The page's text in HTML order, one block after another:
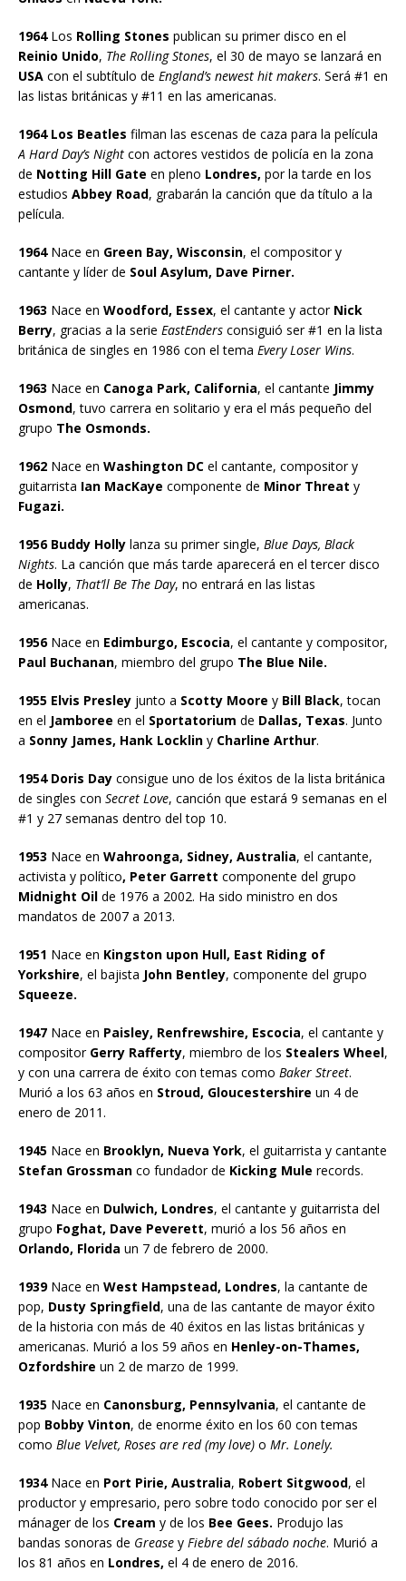
1964Los Rolling Stones publican su primer disco en el
Reinio Unido, The Rolling Stones, el 30 de mayo se lanzará en
USA con el subtítulo de England’s newest hit makers. Será #1 en
las listas británicas y #11 en las americanas.
1964 Los Beatles filman las escenas de caza para la película
A Hard Day’s Night con actores vestidos de policía en la zona
de Notting Hill Gate en pleno Londres, por la tarde en los
estudios Abbey Road, grabarán la canción que da título a la
película.
1964Nace en Green Bay, Wisconsin, el compositor y
cantante y líder de Soul Asylum, Dave Pirner.
1963 Nace en Woodford, Essex, el cantante y actor Nick
Berry, gracias a la serie EastEnders consiguió ser #1 en la lista
británica de singles en 1986 con el tema Every Loser Wins.
1963 Nace en Canoga Park, California, el cantante Jimmy
Osmond, tuvo carrera en solitario y era el más pequeño del
grupo The Osmonds.
1962 Nace en Washington DC el cantante, compositor y
guitarrista Ian MacKaye componente de Minor Threat y
Fugazi.
1956 Buddy Holly lanza su primer single, Blue Days, Black
Nights. La canción que más tarde aparecerá en el tercer disco
de Holly, That’ll Be The Day, no entrará en las listas
americanas.
1956Nace en Edimburgo, Escocia, el cantante y compositor,
Paul Buchanan, miembro del grupo The Blue Nile.
1955 Elvis Presley junto a Scotty Moore y Bill Black, tocan
en el Jamboree en el Sportatorium de Dallas, Texas. Junto
a Sonny James, Hank Locklin y Charline Arthur.
1954 Doris Day consigue uno de los éxitos de la lista británica
de singles con Secret Love, canción que estará 9 semanas en el
#1 y 27 semanas dentro del top 10.
1953 Nace en Wahroonga, Sidney, Australia, el cantante,
activista y político, Peter Garrett componente del grupo
Midnight Oil de 1976 a 2002. Ha sido ministro en dos
mandatos de 2007 a 2013.
1951 Nace en Kingston upon Hull, East Riding of
Yorkshire, el bajista John Bentley, componente del grupo
Squeeze.
1947 Nace en Paisley, Renfrewshire, Escocia, el cantante y
compositorGerry Rafferty, miembro de los Stealers Wheel,
y con una carrera de éxito con temas como Baker Street.
Murió a los 63 años en Stroud, Gloucestershire un 4 de
enero de 2011.
1945 Nace en Brooklyn, Nueva York, el guitarrista y cantante
Stefan Grossman co fundador de Kicking Mule records.
1943 Nace en Dulwich, Londres, el cantante y guitarrista del
grupo Foghat, Dave Peverett, murió a los 56 años en
Orlando, Florida un 7 de febrero de 2000.
1939Nace en West Hampstead, Londres, la cantante de
pop, Dusty Springfield, una de las cantante de mayor éxito
de la historia con más de 40 éxitos en las listas británicas y
americanas. Murió a los 59 años en Henley-on-Thames,
Ozfordshire un 2 de marzo de 1999.
1935 Nace en Canonsburg, Pennsylvania, el cantante de
pop Bobby Vinton, de enorme éxito en los 60 con temas
como Blue Velvet, Roses are red (my love) o Mr. Lonely.
1934Nace en Port Pirie, Australia, Robert Sitgwood, el
productor y empresario, pero sobre todo conocido por ser el
mánager de los Cream y de los Bee Gees. Produjo las
bandas sonoras de Grease y Fiebre del sábado noche. Murió a
los 81 años en Londres, el 4 de enero de 2016.